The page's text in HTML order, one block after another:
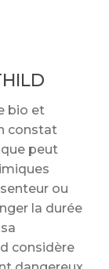
bio et
constat
peut
ou
la durée
considère